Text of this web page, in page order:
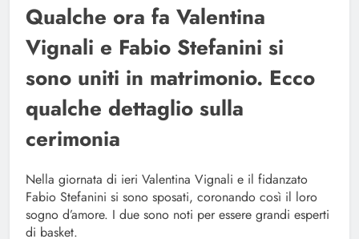
Qualche ora fa Valentina
Vignali e Fabio Stefanini si
sono uniti in matrimonio. Ecco
qualche dettaglio sulla
cerimonia
Nella giornata di ieri Valentina Vignali e il fidanzato
Fabio Stefanini si sono sposati, coronando così il loro
sogno d’amore. I due sono noti per essere grandi esperti
di basket.